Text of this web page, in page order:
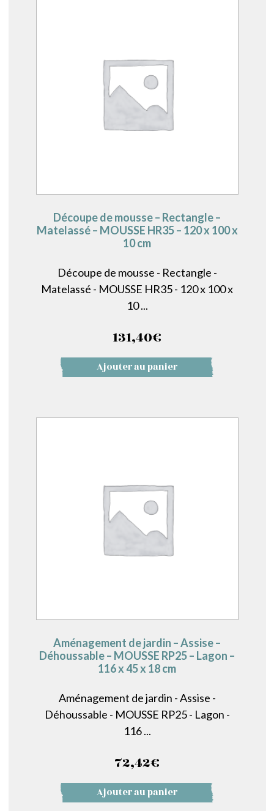
Découpe de mousse – Rectangle –
Matelassé – MOUSSE HR35 – 120 x 100 x
10 cm
Découpe de mousse - Rectangle -
Matelassé - MOUSSE HR35 - 120 x 100 x
10 ...
131,40€
Ajouter au panier
Aménagement de jardin – Assise –
Déhoussable – MOUSSE RP25 – Lagon –
116 x 45 x 18 cm
Aménagement de jardin - Assise -
Déhoussable - MOUSSE RP25 - Lagon -
116 ...
72,42€
Ajouter au panier